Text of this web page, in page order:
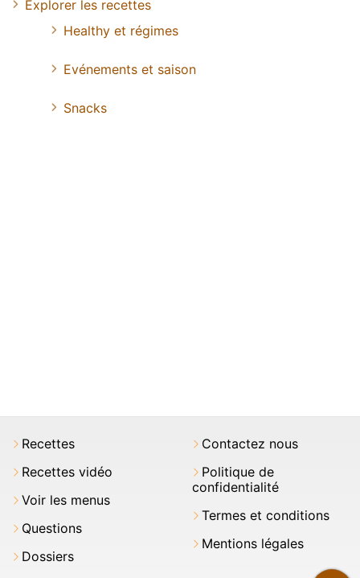
Explorer les recettes
Healthy et régimes
Evénements et saison
Snacks
Recettes
Recettes vidéo
Voir les menus
Questions
Dossiers
Contactez nous
Politique de
confidentialité
Termes et conditions
Mentions légales